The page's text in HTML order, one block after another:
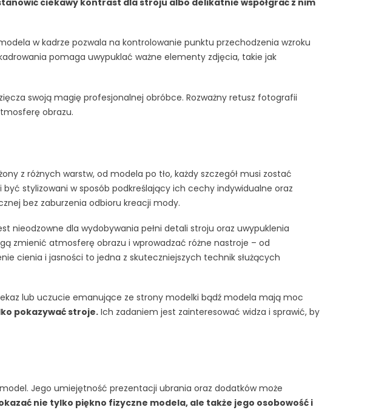
ciekawy kontrast dla stroju albo delikatnie współgrać z nim
w kadrze pozwala na kontrolowanie punktu przechodzenia wzroku
pomaga uwypuklać ważne elementy zdjęcia, takie jak
swoją magię profesjonalnej obróbce. Rozważny retusz fotografii
obrazu.
z różnych warstw, od modela po tło, każdy szczegół musi zostać
stylizowani w sposób podkreślający ich cechy indywidualne oraz
bez zaburzenia odbioru kreacji mody.
nieodzowne dla wydobywania pełni detali stroju oraz uwypuklenia
zmienić atmosferę obrazu i wprowadzać różne nastroje – od
cienia i jasności to jedna z skuteczniejszych technik służących
lub uczucie emanujące ze strony modelki bądź modela mają moc
pokazywać stroje.Ich zadaniem jest zainteresować widza i sprawić, by
Jego umiejętność prezentacji ubrania oraz dodatków może
nie tylko piękno fizyczne modela, ale także jego osobowość i